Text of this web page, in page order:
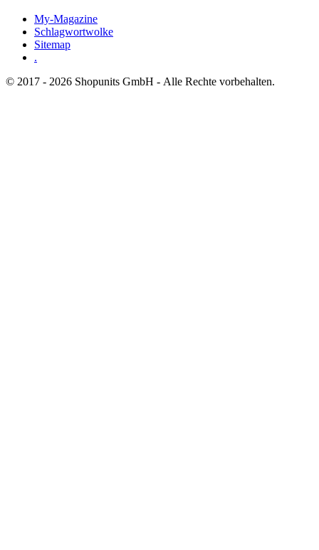
My-Magazine
Schlagwortwolke
Sitemap
.
© 2017 - 2026 Shopunits GmbH - Alle Rechte vorbehalten.